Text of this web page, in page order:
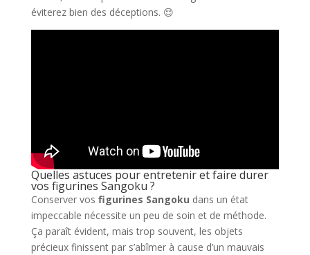
éviterez bien des déceptions. 😌
Quelles astuces pour entretenir et faire durer
vos figurines Sangoku ?
Conserver vos figurines Sangoku dans un état
impeccable nécessite un peu de soin et de méthode.
Ça paraît évident, mais trop souvent, les objets
précieux finissent par s’abîmer à cause d’un mauvais